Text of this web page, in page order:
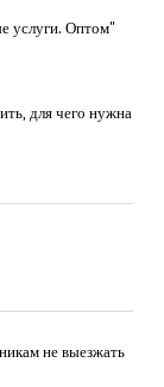
услуги. Оптом"
для чего нужна
не выезжать